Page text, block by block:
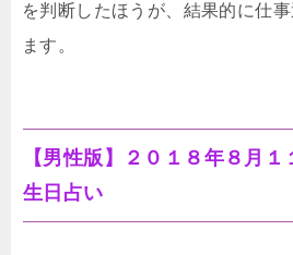
を判断したほうが、結果的に仕
ます。
【男性版】２０１８年８月
生日占い